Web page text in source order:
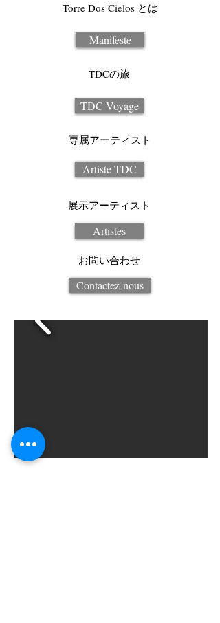
Torre Dos Cielos とは
Manifeste
TDCの旅
TDC Voyage
専属アーティスト
Artiste TDC
展示アーティスト
Artistes
お問い合わせ
Contactez-nous